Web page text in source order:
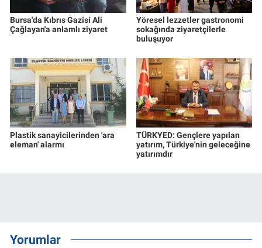
Bursa'da Kıbrıs Gazisi Ali
Çağlayan'a anlamlı ziyaret
Yöresel lezzetler gastronomi
sokağında ziyaretçilerle
buluşuyor
Plastik sanayicilerinden 'ara
eleman' alarmı
TÜRKYED: Gençlere yapılan
yatırım, Türkiye'nin geleceğine
yatırımdır
Yorumlar